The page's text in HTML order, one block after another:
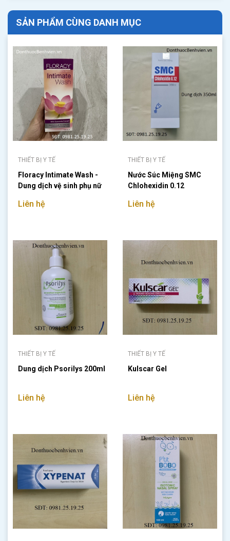
SẢN PHẨM CÙNG DANH MỤC
THIẾT BỊ Y TẾ
Floracy Intimate Wash -
Dung dịch vệ sinh phụ nữ
Liên hệ
THIẾT BỊ Y TẾ
Nước Súc Miệng SMC
Chlohexidin 0.12
Liên hệ
THIẾT BỊ Y TẾ
Dung dịch Psorilys 200ml
Liên hệ
THIẾT BỊ Y TẾ
Kulscar Gel
Liên hệ